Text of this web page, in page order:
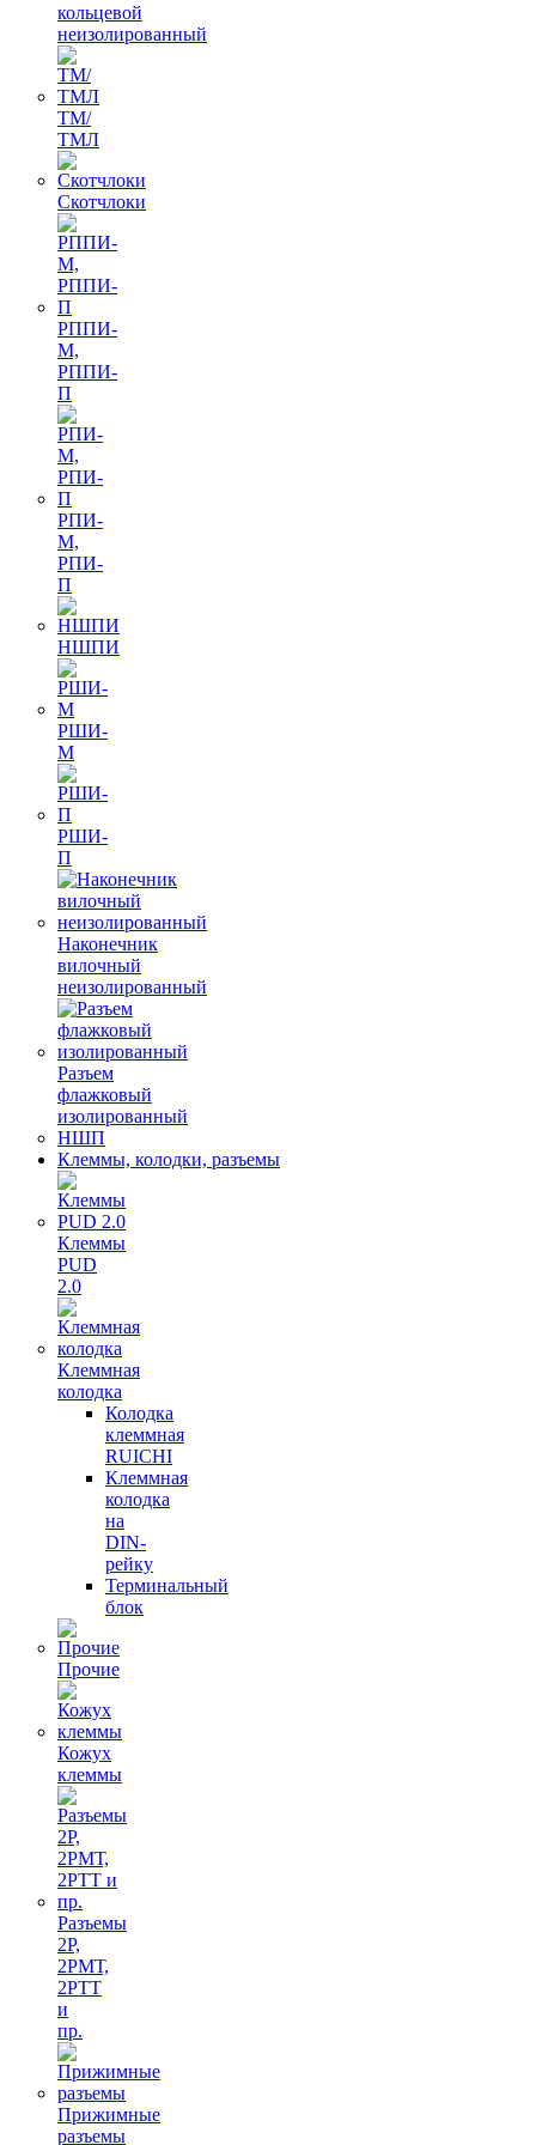
кольцевой
неизолированный
ТМ/
ТМЛ
Скотчлоки
РППИ-
М,
РППИ-
П
РПИ-
М,
РПИ-
П
НШПИ
РШИ-
М
РШИ-
П
Наконечник
вилочный
неизолированный
Разъем
флажковый
изолированный
НШП
Клеммы, колодки, разъемы
Клеммы
PUD
2.0
Клеммная
колодка
Колодка
клеммная
RUICHI
Клеммная
колодка
на
DIN-
рейку
Терминальный
блок
Прочие
Кожух
клеммы
Разъемы
2Р,
2РМТ,
2РТТ
и
пр.
Прижимные
разъемы